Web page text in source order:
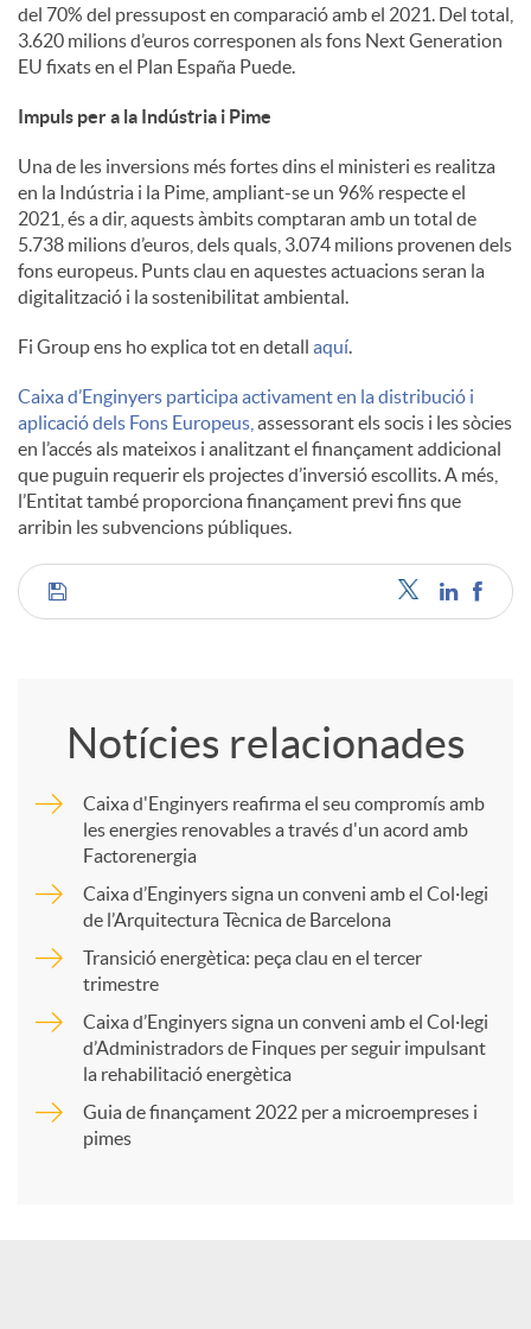
del 70% del pressupost en comparació amb el 2021. Del total,
3.620 milions d’euros corresponen als fons Next Generation
EU fixats en el Plan España Puede.
Impuls per a la Indústria i Pime
Una de les inversions més fortes dins el ministeri es realitza
en la Indústria i la Pime, ampliant-se un 96% respecte el
2021, és a dir, aquests àmbits comptaran amb un total de
5.738 milions d’euros, dels quals, 3.074 milions provenen dels
fons europeus. Punts clau en aquestes actuacions seran la
digitalització i la sostenibilitat ambiental.
Fi Group ens ho explica tot en detall aquí
Caixa d’Enginyers participa activament en la distribució i
aplicació dels Fons Europeus, assessorant els socis i les sòcies
en l’accés als mateixos i analitzant el finançament addicional
que puguin requerir els projectes d’inversió escollits. A més,
l’Entitat també proporciona finançament previ fins que
arribin les subvencions públiques.
C
r
Notícies relacionades
Caixa d'Enginyers reafirma el seu compromís amb
les energies renovables a través d'un acord amb
Factorenergia
Caixa d’Enginyers signa un conveni amb el Col·legi
de l’Arquitectura Tècnica de Barcelona
Transició energètica: peça clau en el tercer
trimestre
Caixa d’Enginyers signa un conveni amb el Col·legi
d’Administradors de Finques per seguir impulsant
la rehabilitació energètica
Guia de finançament 2022 per a microempreses i
pimes